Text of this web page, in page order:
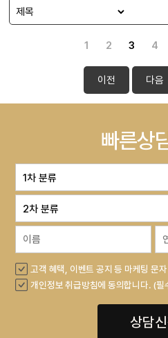
1 2 3 4
이전 다음
빠른상
고객 혜택, 이벤트 공지 등 마케팅 문
개인정보 취급방침에 동의합니다. (필
상담